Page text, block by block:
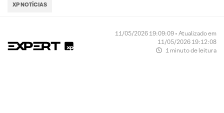
XP NOTÍCIAS
11/05/2026 19:09:09 • Atualizado em
11/05/2026 19:12:08
1 minuto de leitura